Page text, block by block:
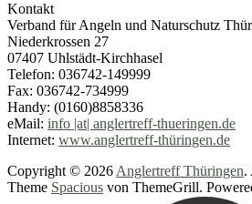
Kontakt
Verband für Angeln und Naturschutz
Niederkrossen 27
07407 Uhlstädt-Kirchhasel
Telefon: 036742-149999
Fax: 036742-734999
Handy: (0160)8858336
eMail: info |at| anglertreff-thueringen.de
Internet: www.anglertreff-thüringen.de
Copyright © 2026Anglertreff Thüringen.
Theme Spacious von ThemeGrill.